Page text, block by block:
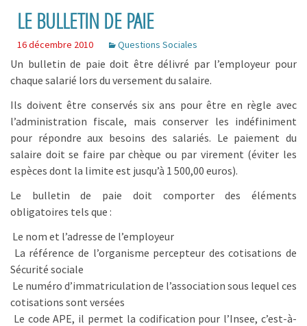
LE BULLETIN DE PAIE
16 décembre 2010 Questions Sociales
Un bulletin de paie doit être délivré par l’employeur pour
chaque salarié lors du versement du salaire.
Ils doivent être conservés six ans pour être en règle avec
l’administration fiscale, mais conserver les indéfiniment
pour répondre aux besoins des salariés. Le paiement du
salaire doit se faire par chèque ou par virement (éviter les
espèces dont la limite est jusqu’à 1 500,00 euros).
Le bulletin de paie doit comporter des éléments
obligatoires tels que :
Le nom et l’adresse de l’employeur
La référence de l’organisme percepteur des cotisations de
Sécurité sociale
Le numéro d’immatriculation de l’association sous lequel ces
cotisations sont versées
Le code APE, il permet la codification pour l’Insee, c’est-à-